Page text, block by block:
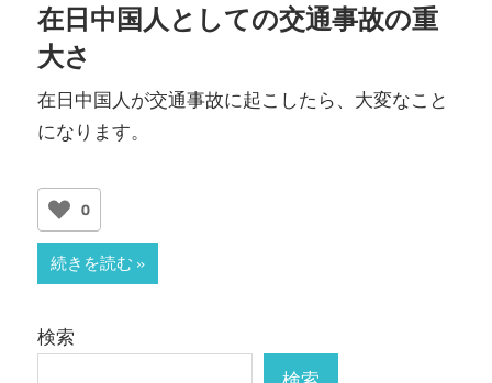
在日中国人としての交通事故の重
大さ
在日中国人が交通事故に起こしたら、大変なこと
になります。
0
続きを読む
検索